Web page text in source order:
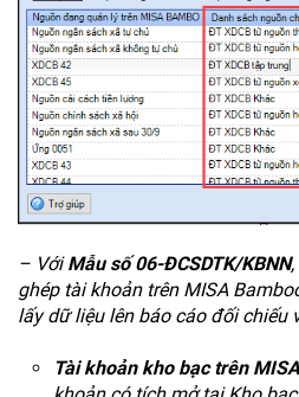
– VớiMẫu số 06-ĐCSDTK/KBNN
ghép tài khoản trên MISA
lấy dữ liệu lên báo cáo đối chiếu
Tài khoản kho bạc trên